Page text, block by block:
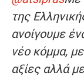
της
ανοίγουμε
νέο κόμμα,
αξίες αλλά